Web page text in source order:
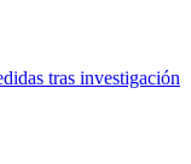
tras investigación